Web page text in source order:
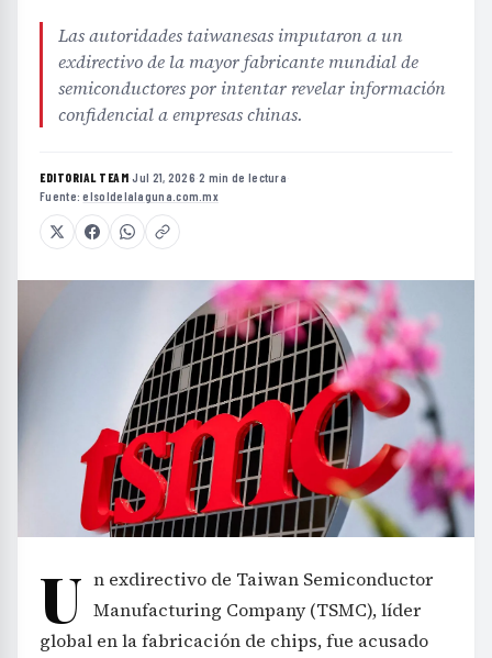
Las autoridades taiwanesas imputaron a un
exdirectivo de la mayor fabricante mundial de
semiconductores por intentar revelar información
confidencial a empresas chinas.
EDITORIAL TEAM·Jul 21, 2026·2 min de lectura·
Fuente:elsoldelalaguna.com.mx
U n exdirectivo de Taiwan Semiconductor
Manufacturing Company (TSMC), líder
global en la fabricación de chips, fue acusado